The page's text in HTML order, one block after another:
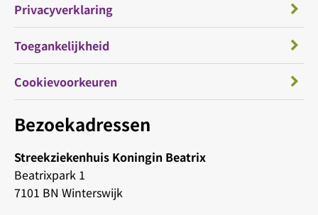
Bezoekadressen
Streekziekenhuis Koningin Beatrix
Beatrixpark 1
7101 BN Winterswijk
Privacyverklaring
Toegankelijkheid
Cookievoorkeuren